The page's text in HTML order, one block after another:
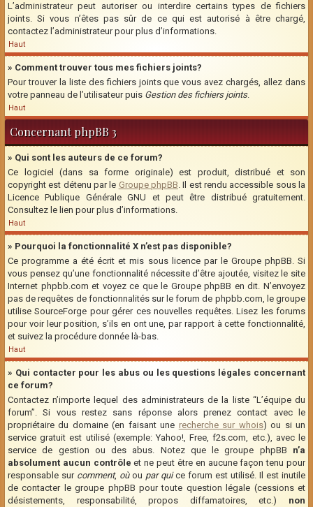
L’administrateur peut autoriser ou interdire certains types de fichiers
joints. Si vous n’êtes pas sûr de ce qui est autorisé à être chargé,
contactez l’administrateur pour plus d’informations.
Haut
» Comment trouver tous mes fichiers joints?
Pour trouver la liste des fichiers joints que vous avez chargés, allez dans
votre panneau de l’utilisateur puis Gestion des fichiers joints.
Haut
Concernant phpBB 3
» Qui sont les auteurs de ce forum?
Ce logiciel (dans sa forme originale) est produit, distribué et son
copyright est détenu par le Groupe phpBB. Il est rendu accessible sous la
Licence Publique Générale GNU et peut être distribué gratuitement.
Consultez le lien pour plus d’informations.
Haut
» Pourquoi la fonctionnalité X n’est pas disponible?
Ce programme a été écrit et mis sous licence par le Groupe phpBB. Si
vous pensez qu’une fonctionnalité nécessite d’être ajoutée, visitez le site
Internet phpbb.com et voyez ce que le Groupe phpBB en dit. N’envoyez
pas de requêtes de fonctionnalités sur le forum de phpbb.com, le groupe
utilise SourceForge pour gérer ces nouvelles requêtes. Lisez les forums
pour voir leur position, s’ils en ont une, par rapport à cette fonctionnalité,
et suivez la procédure donnée là-bas.
Haut
» Qui contacter pour les abus ou les questions légales concernant
ce forum?
Contactez n’importe lequel des administrateurs de la liste “L’équipe du
forum”. Si vous restez sans réponse alors prenez contact avec le
propriétaire du domaine (en faisant une recherche sur whois) ou si un
service gratuit est utilisé (exemple: Yahoo!, Free, f2s.com, etc.), avec le
service de gestion ou des abus. Notez que le groupe phpBB n’a
absolument aucun contrôle et ne peut être en aucune façon tenu pour
responsable sur comment, oùou par quice forum est utilisé. Il est inutile
de contacter le groupe phpBB pour toute question légale (cessions et
désistements, responsabilité, propos diffamatoires, etc.) non